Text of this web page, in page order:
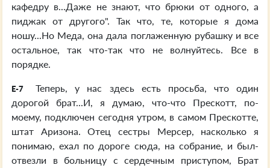
кафедру в...Даже не знают, что брюки от одного, а
пиджак от другого". Так что, те, которые я дома
ношу...Но Меда, она дала поглаженную рубашку и все
остальное, так что-так что не волнуйтесь. Все в
порядке.
E-7
Теперь, у нас здесь есть просьба, что один
дорогой брат...И, я думаю, что-что Прескотт, по-
моему, подключен сегодня утром, в самом Прескотте,
штат Аризона. Отец сестры Мерсер, насколько я
понимаю, ехал по дороге сюда, на собрание, и был-
отвезли в больницу с сердечным приступом, Брат